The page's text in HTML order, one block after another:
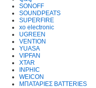
SONOFF
SOUNDPEATS
SUPERFIRE
xo electronic
UGREEN
VENTION
YUASA
VIPFAN
XTAR
INPHIC
WEICON
ΜΠΑΤΑΡΙΕΣ BATTERIES